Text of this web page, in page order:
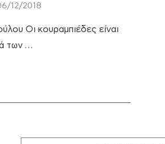
12/2018
Οι κουραμπιέδες είναι
των …